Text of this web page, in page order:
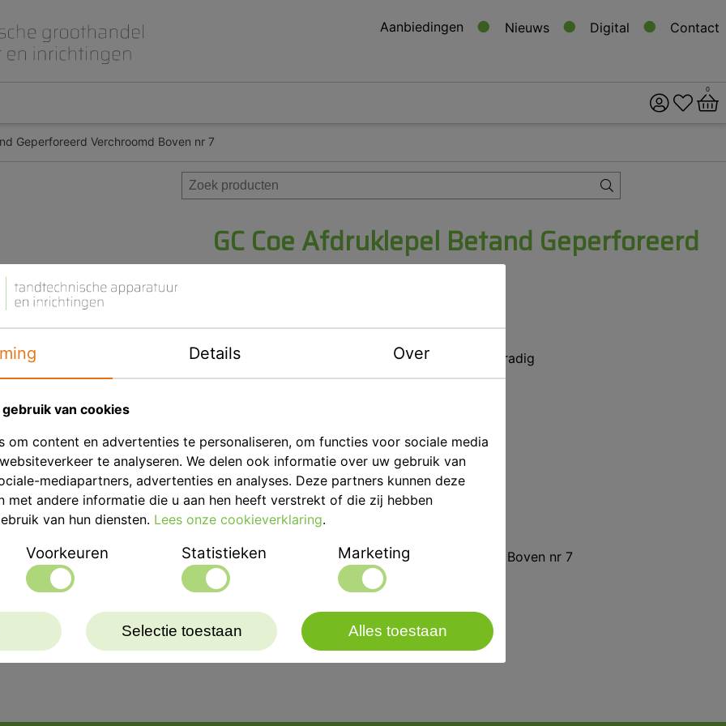
Aanbiedingen Nieuws Digital Contact
Beet- en lepelplaten
Gips en inbedmassa
Implantologie
Meubilair en inrichting
Modelleren en was
0
Geperforeerd Verchroomd Boven nr 7
GC Coe Afdruklepel Betand Geperforeerd
Product ID
Gc 260071
Voorraad
Niet voorradig
Eenheid
p/st
Merk
GC
Productbeschrijving
GC Coe Afdruklepel Geperforeerd Verchroomd Boven nr 7
Details Over
van cookies
om content en advertenties te personaliseren, om functies voor sociale media
te analyseren. We delen ook informatie over uw gebruik van
mediapartners, advertenties en analyses. Deze partners kunnen deze
met andere informatie die u aan hen heeft verstrekt of die zij hebben
van hun diensten. Lees onze cookieverklaring.
Voorkeuren Statistieken Marketing
Selectie toestaan Alles toestaan